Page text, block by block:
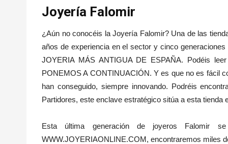
Joyería Falomir
¿Aún no conocéis la Joyería Falomir? Una de las
años de experiencia en el sector y cinco
JOYERIA MÁS ANTIGUA DE ESPAÑA. Podéis
PONEMOS A CONTINUACIÓN. Y es que no es fácil
han conseguido, siempre innovando. Podréis
Partidores, este enclave estratégico sitúa a esta tienda
Esta última generación de joyeros Falomir
WWW.JOYERIAONLINE.COM, encontraremos miles